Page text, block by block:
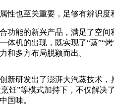
也至关重要，足够有辨识度
能的新兴产品，满足了空
机的出现，既实现了“蒸”“
和多方布局脱颖而出。
研发出了澎湃大汽蒸技术
饪”等模式加持下，不仅解
国味。